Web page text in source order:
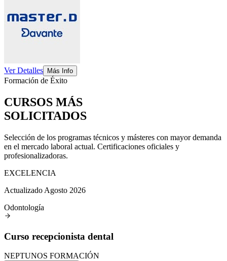
Ver Detalles Más Info
Formación de Éxito
CURSOS MÁS
SOLICITADOS
Selección de los programas técnicos y másteres con mayor demanda
en el mercado laboral actual. Certificaciones oficiales y
profesionalizadoras.
EXCELENCIA
Actualizado Agosto 2026
Odontología
Curso recepcionista dental
NEPTUNOS FORMACIÓN